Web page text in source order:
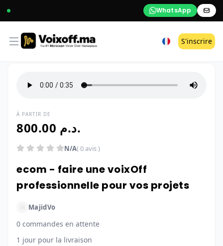
WhatsApp
Open menu S'inscrire
À PARTIR DE
800.00 د.م.
ecom - faire une voixOff
professionnelle pour vos projets
MajidVo
0 commandes en attente
1 jour pour la livraison
N/A( 0 avis )